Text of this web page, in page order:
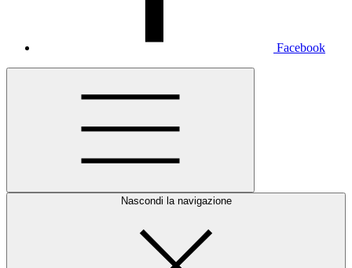
Facebook
Nascondi la navigazione